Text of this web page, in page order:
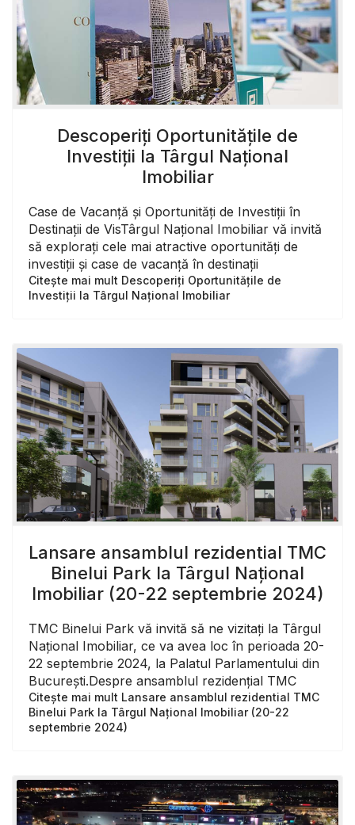
Descoperiți Oportunitățile de
Investiții la Târgul Național
Imobiliar
Case de Vacanță și Oportunități de Investiții în
Destinații de VisTârgul Național Imobiliar vă invită
să explorați cele mai atractive oportunități de
investiții și case de vacanță în destinații
Citește mai mult Descoperiți Oportunitățile de
Investiții la Târgul Național Imobiliar
Lansare ansamblul rezidential TMC
Binelui Park la Târgul Național
Imobiliar (20-22 septembrie 2024)
TMC Binelui Park vă invită să ne vizitați la Târgul
Național Imobiliar, ce va avea loc în perioada 20-
22 septembrie 2024, la Palatul Parlamentului din
București.Despre ansamblul rezidențial TMC
Citește mai mult Lansare ansamblul rezidential TMC
Binelui Park la Târgul Național Imobiliar (20-22
septembrie 2024)